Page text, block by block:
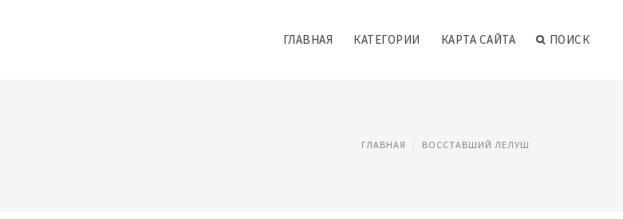
ГЛАВНАЯ КАТЕГОРИИ КАРТА САЙТА ПОИСК
ГЛАВНАЯ ВОССТАВШИЙ ЛЕЛУШ